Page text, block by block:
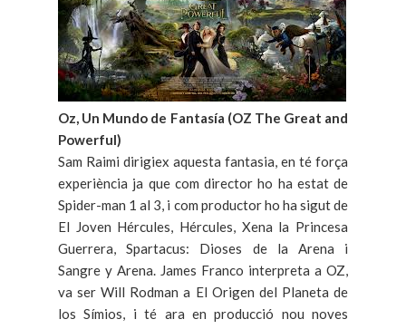
Oz, Un Mundo de Fantasía (OZ The Great and
Powerful)
Sam Raimi dirigiex aquesta fantasia, en té força
experiència ja que com director ho ha estat de
Spider-man 1 al 3, i com productor ho ha sigut de
El Joven Hércules, Hércules, Xena la Princesa
Guerrera, Spartacus: Dioses de la Arena i
Sangre y Arena. James Franco interpreta a OZ,
va ser Will Rodman a El Origen del Planeta de
los Símios, i té ara en producció nou noves